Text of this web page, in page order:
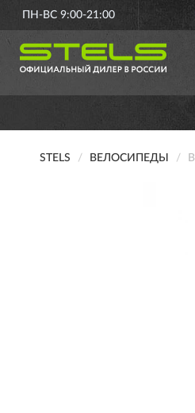
ПН-ВС 9:00-21:00
STELS ВЕЛОСИПЕДЫ